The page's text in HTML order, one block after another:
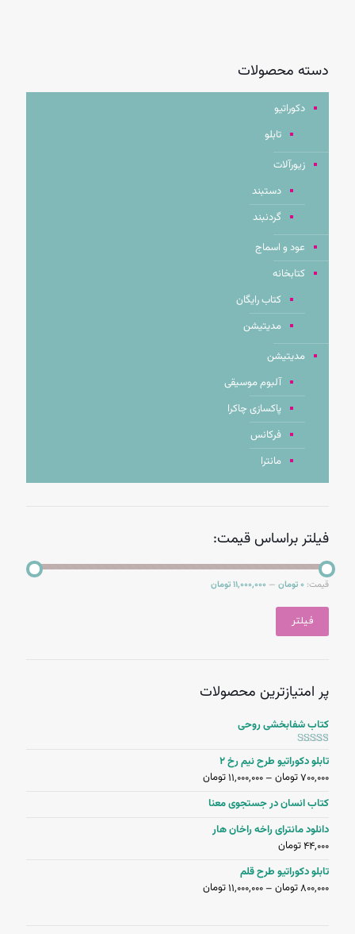
دسته محصولات
دکوراتیو
تابلو
زیورآلات
دستبند
گردنبند
عود و اسماج
کتابخانه
کتاب رایگان
مدیتیشن
مدیتیشن
آلبوم موسیقی
پاکسازی چاکرا
فرکانس
مانترا
فیلتر براساس قیمت:
فیلتر
قیمت: 0 تومان — 11,000,000 تومان
پر امتیازترین محصولات
کتاب شفابخشی روحی
امتیاز5.00از
5
تابلو دکوراتیو طرح نیم رخ ۲
700,000تومان –
11,000,000تومان
کتاب انسان در جستجوی معنا
دانلود مانترای راخه راخان هار
44,000تومان
تابلو دکوراتیو طرح قلم
800,000تومان –
11,000,000تومان